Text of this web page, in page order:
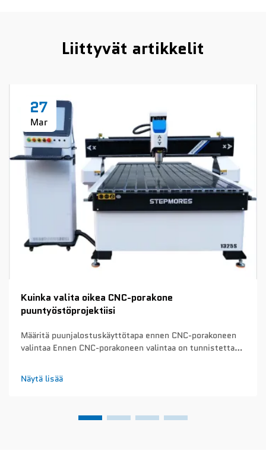
Liittyvät artikkelit
27
Mar
Kuinka valita oikea CNC-porakone
puuntyöstöprojektiisi
Määritä puunjalostuskäyttötapa ennen CNC-porakoneen
valintaa Ennen CNC-porakoneen valintaa on tunnistettava
vaihe estää turhia kustannuksia tarpeettomien
ominaisuuksien hankinnassa tai välttämättömien
Näytä lisää